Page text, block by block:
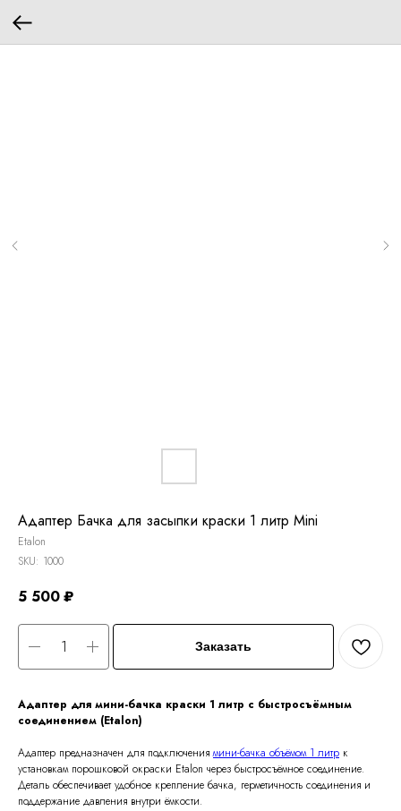
Адаптер Бачка для засыпки краски 1 литр Mini
Etalon
SKU: 1000
5 500₽
Заказать
Адаптер для мини-бачка краски 1 литр с быстросъёмным
соединением (Etalon)
Адаптер предназначен для подключениямини-бачка объёмом 1 литр к
установкам порошковой окраски Etalon через быстросъёмное соединение.
Деталь обеспечивает удобное крепление бачка, герметичность соединения и
поддержание давления внутри ёмкости.